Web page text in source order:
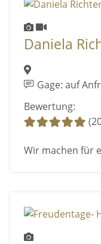
Daniela
Gage: auf
Bewertung:
Wir machen für